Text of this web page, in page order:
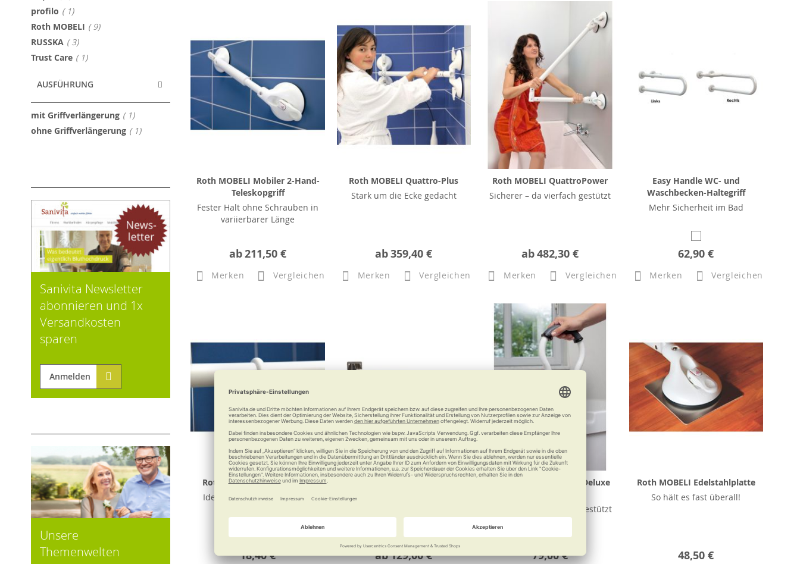
Roth MOBELI Mobiler 2-Hand-
Teleskopgriff
Fester Halt ohne Schrauben in
variierbarer Länge
ab211,50 €
Merken Vergleichen
Roth MOBELI Quattro-Plus
Stark um die Ecke gedacht
ab359,40 €
Merken Vergleichen
Roth MOBELI QuattroPower
Sicherer – da vierfach gestützt
ab482,30 €
Merken Vergleichen
Easy Handle WC- und
Waschbecken-Haltegriff
Mehr Sicherheit im Bad
62,90 €
Merken Vergleichen
Roth MOBELI Doppelhaken
Ideales Zubehör zum ROTH
18,40 € ab129,00 €
RUSSKA Einsteigehilfe Deluxe
Hoch das Bein - sicher gestützt
79,00 €
Roth MOBELI Edelstahlplatte
So hält es fast überall!
48,50 €
profilo 1Artikel
Roth MOBELI 9Artikel
RUSSKA 3Artikel
Trust Care 1Artikel
AUSFÜHRUNG
mit Griffverlängerung 1Artikel
ohne Griffverlängerung 1Artikel
Sanivita Newsletter
abonnieren und 1x
Versandkosten
sparen
Anmelden
Unsere
Themenwelten